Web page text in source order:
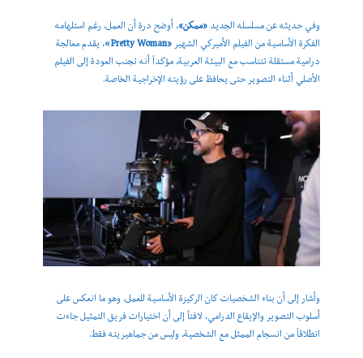
وفي حديثه عن مسلسله الجديد«ممكن»، أوضح درة أن العمل، رغم استلهامه
الفكرة الأساسية من الفيلم الأميركي الشهير«Pretty Woman»
، يقدم معالجة
درامية مستقلة تتناسب مع البيئة العربية، مؤكداً أنه تجنب العودة إلى الفيلم
الأصلي أثناء التصوير حتى يحافظ على رؤيته الإخراجية الخاصة.
وأشار إلى أن بناء الشخصيات كان الركيزة الأساسية للعمل، وهو ما انعكس على
أسلوب التصوير والإيقاع الدرامي، لافتاً إلى أن اختيارات فريق التمثيل جاءت
انطلاقاً من انسجام الممثل مع الشخصية، وليس من جماهيريته فقط.